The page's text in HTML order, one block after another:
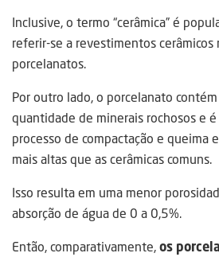
Inclusive, o termo “cerâmica” é
referir-se a revestimentos cerâmicos
porcelanatos.
Por outro lado, o porcelanato
quantidade de minerais rochosos e
processo de compactação e queima
mais altas que as cerâmicas comuns.
Isso resulta em uma menor
absorção de água de 0 a 0,5%.
Então, comparativamente,os